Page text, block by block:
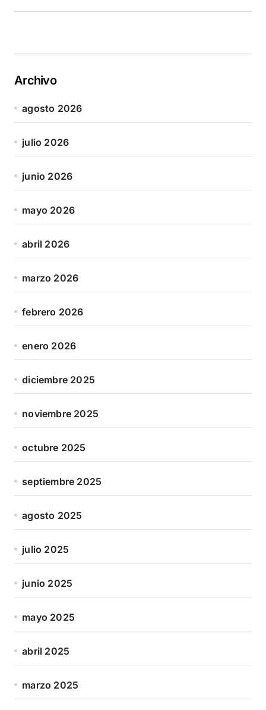
Archivo
agosto 2026
julio 2026
junio 2026
mayo 2026
abril 2026
marzo 2026
febrero 2026
enero 2026
diciembre 2025
noviembre 2025
octubre 2025
septiembre 2025
agosto 2025
julio 2025
junio 2025
mayo 2025
abril 2025
marzo 2025